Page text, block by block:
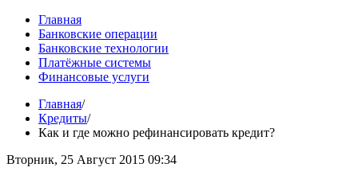
Главная
Банковские операции
Банковские технологии
Платёжные системы
Финансовые услуги
Главная/
Кредиты/
Как и где можно рефинансировать кредит?
Вторник, 25 Август 2015 09:34